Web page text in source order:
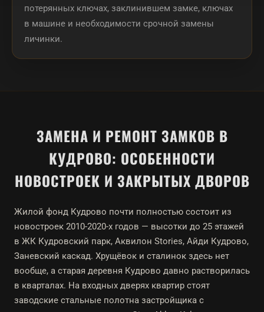
потерянных ключах, заклинившем замке, ключах
в машине и необходимости срочной замены
личинки.
ЗАМЕНА И РЕМОНТ ЗАМКОВ В
КУДРОВО: ОСОБЕННОСТИ
НОВОСТРОЕК И ЗАКРЫТЫХ ДВОРОВ
Жилой фонд Кудрово почти полностью состоит из
новостроек 2010-2020-х годов — высотки до 25 этажей
в ЖК Кудровский парк, Аквилон Stories, Айди Кудрово,
Заневский каскад. Хрущёвок и сталинок здесь нет
вообще, а старая деревня Кудрово давно растворилась
в кварталах. На входных дверях квартир стоят
заводские стальные полотна застройщика с